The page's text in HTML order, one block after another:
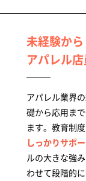
未経験から
アパレル
アパレル業界
礎から応用ま
ます。教育制
しっかりサポ
ルの大きな強
わせて段階的